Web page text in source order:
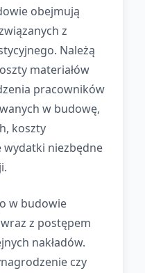
obejmują
z
Należą
materiałów
pracowników
w budowę,
koszty
niezbędne
w budowie
z postępem
nakładów.
czy